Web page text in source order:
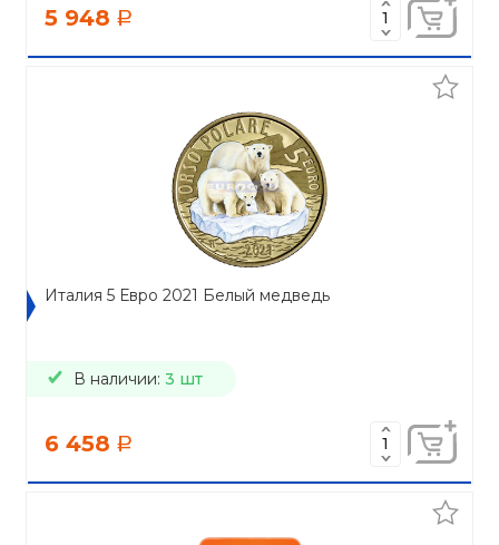
5 948 a
Италия 5 Евро 2021 Белый медведь
В наличии: 3 шт
6 458 a